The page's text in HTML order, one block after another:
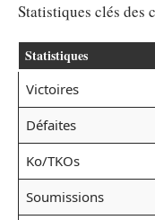
Statistiques clés des
Statistiques
Victoires
Défaites
Ko/TKOs
Soumissions